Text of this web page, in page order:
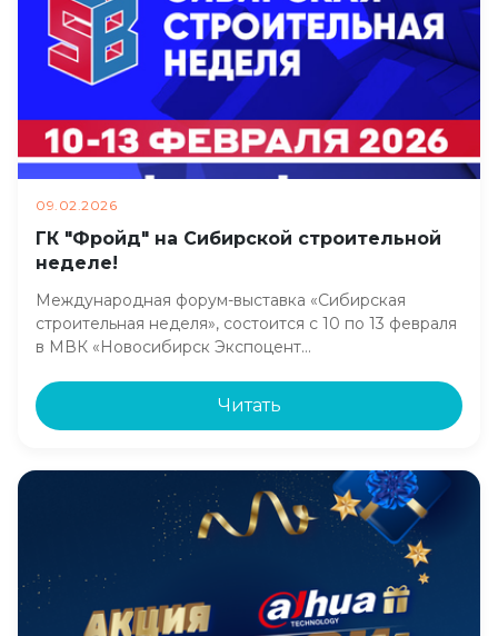
09.02.2026
ГК "Фройд" на Сибирской строительной
неделе!
Международная форум-выставка «Сибирская
строительная неделя», состоится с 10 по 13 февраля
в МВК «Новосибирск Экспоцент…
Читать